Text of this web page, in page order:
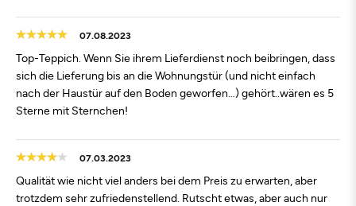
07.08.2023
Top-Teppich. Wenn Sie ihrem Lieferdienst noch beibringen, dass
sich die Lieferung bis an die Wohnungstür (und nicht einfach
nach der Haustür auf den Boden geworfen…) gehört..wären es 5
Sterne mit Sternchen!
07.03.2023
Qualität wie nicht viel anders bei dem Preis zu erwarten, aber
trotzdem sehr zufriedenstellend. Rutscht etwas, aber auch nur